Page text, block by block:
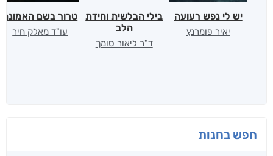
חפש בחנות
יש לי נפש רעועה
יאיר פומרנץ
בילי הבלשית וחידת
הלב
ד"ר ליאור סומך
טרור בשם האמונה
עו"ד מאלק חיר